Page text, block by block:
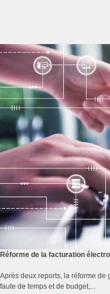
Réforme de la facturation
Après deux reports, la réforme
faute de temps et de budget,...